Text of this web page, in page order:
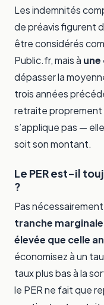
Les indemnités
de préavis figurent
être considérés
Public.fr, mais à
dépasser la
trois années
retraite
s’applique pas —
soit son montant.
Le PER est-il
?
Pas
tranche
élevée que celle
économisez à un
taux plus bas à la
le PER ne fait que